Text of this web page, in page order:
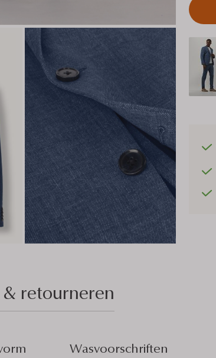
retourneren
Wasvoorschriften